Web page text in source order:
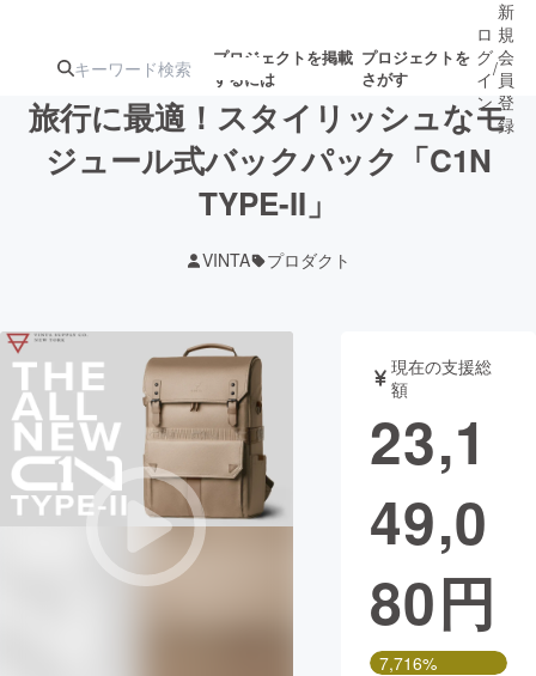
プロジェクトを掲載
するには
プロジェクトを
さがす
注目の新着プロ 募集終了が近いプ
テクノロジー・ガジェット
映像・映画 書籍・雑誌
ビジネス・起業 チャレンジ
まちづくり・地域活性化
CAMPFIRE Creation
ロ
グ
イ
ン
/
新
規
会
員
登
録
旅行に最適！スタイリッシュなモ
ジュール式バックパック「C1N
TYPE-II」
VINTA プロダクト
現在の支援総
額
23,1
49,0
80円
7,716%